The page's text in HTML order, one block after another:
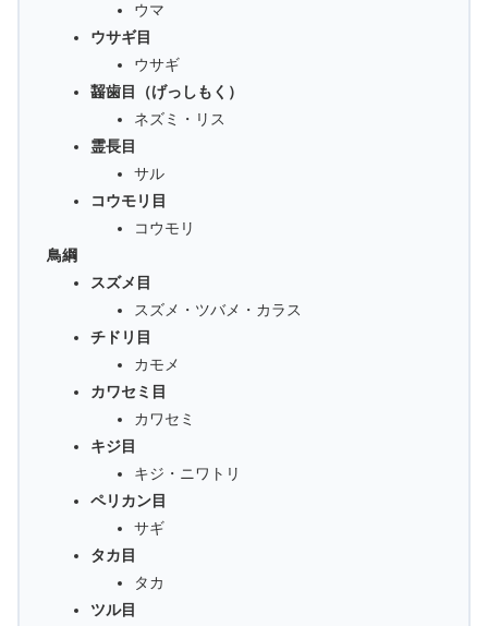
ウマ
ウサギ目
ウサギ
齧歯目（げっしもく）
ネズミ・リス
霊長目
サル
コウモリ目
コウモリ
鳥綱
スズメ目
スズメ・ツバメ・カラス
チドリ目
カモメ
カワセミ目
カワセミ
キジ目
キジ・ニワトリ
ペリカン目
サギ
タカ目
タカ
ツル目